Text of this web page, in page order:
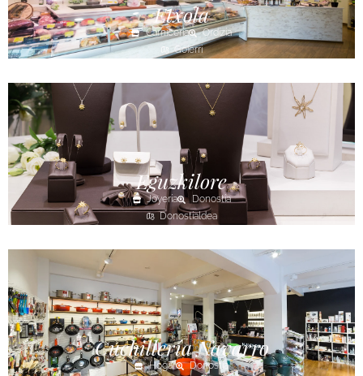
Etxola
Carnicería
Ordizia
Goierri
Eguzkilore
Joyería
Donostia
Donostialdea
Cuchillería Navarro
Hogar
Donostia